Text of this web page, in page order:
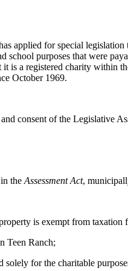
applied for special
school purposes that were
it is a registered charity within
October 1969.
consent of the Legislative
the Assessment Act,
is exempt from taxation
Teen Ranch;
for the charitable